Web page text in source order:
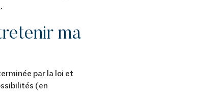
.
ma
par la loi et
(en